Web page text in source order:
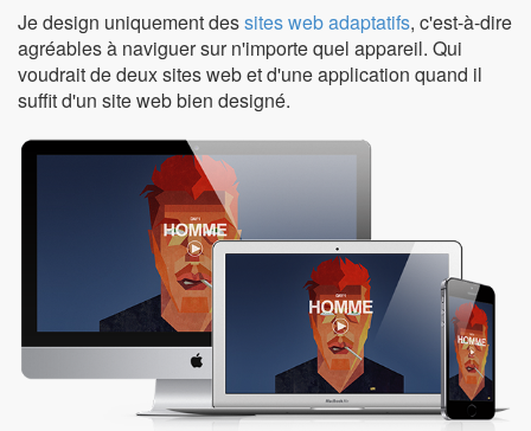
Je design uniquement dessites web adaptatifs, c'est-à-dire
agréables à naviguer sur n'importe quel appareil. Qui
voudrait de deux sites web et d'une application quand il
suffit d'un site web bien designé.